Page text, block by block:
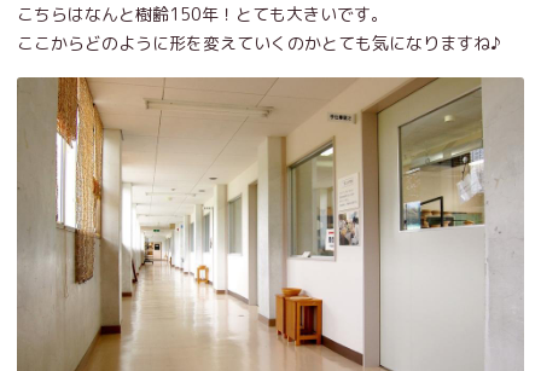
こちらはなんと樹齢150年！とても大きいです。
ここからどのように形を変えていくのかとても気になりますね♪